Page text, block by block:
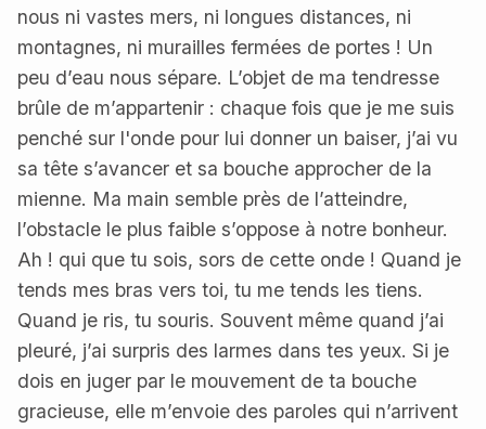
nous ni vastes mers, ni longues distances, ni
montagnes, ni murailles fermées de portes ! Un
peu d’eau nous sépare. L’objet de ma tendresse
brûle de m’appartenir : chaque fois que je me suis
penché sur l'onde pour lui donner un baiser, j’ai vu
sa tête s’avancer et sa bouche approcher de la
mienne. Ma main semble près de l’atteindre,
l’obstacle le plus faible s’oppose à notre bonheur.
Ah ! qui que tu sois, sors de cette onde ! Quand je
tends mes bras vers toi, tu me tends les tiens.
Quand je ris, tu souris. Souvent même quand j’ai
pleuré, j’ai surpris des larmes dans tes yeux. Si je
dois en juger par le mouvement de ta bouche
gracieuse, elle m’envoie des paroles qui n’arrivent